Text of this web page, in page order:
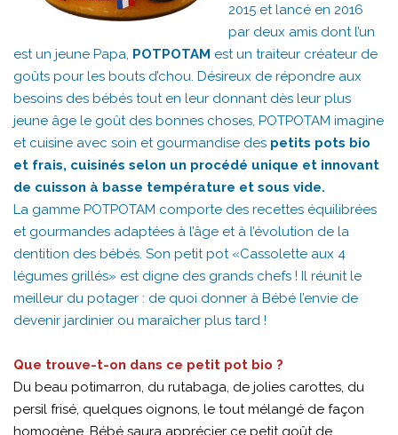
2015 et lancé en 2016
par deux amis dont l’un
est un jeune Papa, POTPOTAM est un traiteur créateur de
goûts pour les bouts d’chou. Désireux de répondre aux
besoins des bébés tout en leur donnant dès leur plus
jeune âge le goût des bonnes choses, POTPOTAM imagine
et cuisine avec soin et gourmandise des petits pots bio
et frais, cuisinés selon un procédé unique et innovant
de cuisson à basse température et sous vide.
La gamme POTPOTAM comporte des recettes équilibrées
et gourmandes adaptées à l’âge et à l’évolution de la
dentition des bébés. Son petit pot «Cassolette aux 4
légumes grillés» est digne des grands chefs ! Il réunit le
meilleur du potager : de quoi donner à Bébé l’envie de
devenir jardinier ou maraîcher plus tard !
Que trouve-t-on dans ce petit pot bio ?
Du beau potimarron, du rutabaga, de jolies carottes, du
persil frisé, quelques oignons, le tout mélangé de façon
homogène. Bébé saura apprécier ce petit goût de